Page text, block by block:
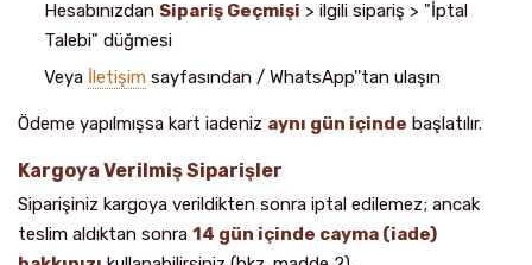
Hesabınızdan Sipariş Geçmişi > ilgili sipariş > "İptal
Talebi" düğmesi
Veya İletişim sayfasından / WhatsApp''tan ulaşın
Ödeme yapılmışsa kart iadeniz aynı gün içinde başlatılır.
Kargoya Verilmiş Siparişler
Siparişiniz kargoya verildikten sonra iptal edilemez; ancak
teslim aldıktan sonra 14 gün içinde cayma (iade)